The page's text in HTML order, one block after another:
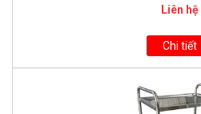
Liên hệ
Chi tiết